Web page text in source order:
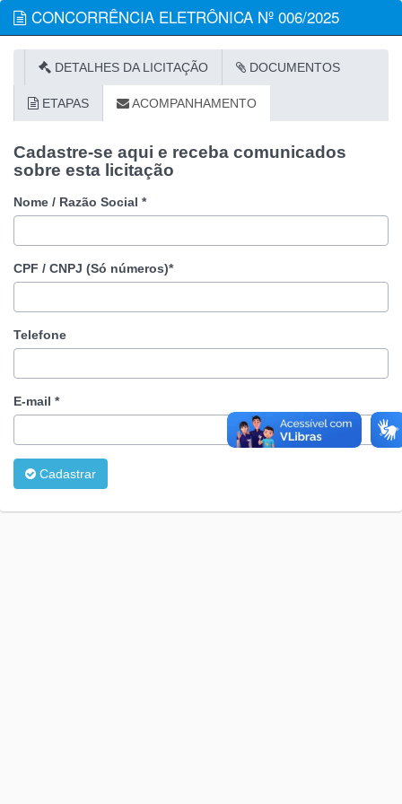
CONCORRÊNCIA ELETRÔNICA Nº 006/2025
DETALHES DA LICITAÇÃO DOCUMENTOS
ETAPAS ACOMPANHAMENTO
Cadastre-se aqui e receba comunicados
sobre esta licitação
Nome / Razão Social *
CPF / CNPJ (Só números)*
Telefone
E-mail *
Cadastrar